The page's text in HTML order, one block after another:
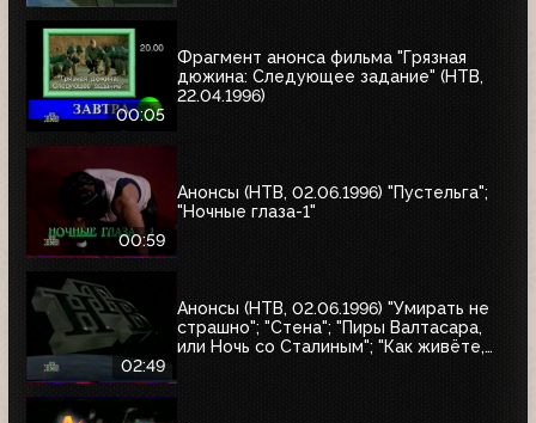
00:05
Фрагмент анонса фильма "Грязная
дюжина: Следующее задание" (НТВ,
22.04.1996)
00:59
Анонсы (НТВ, 02.06.1996) "Пустельга";
"Ночные глаза-1"
02:49
Анонсы (НТВ, 02.06.1996) "Умирать не
страшно"; "Стена"; "Пиры Валтасара,
или Ночь со Сталиным"; "Как живёте,